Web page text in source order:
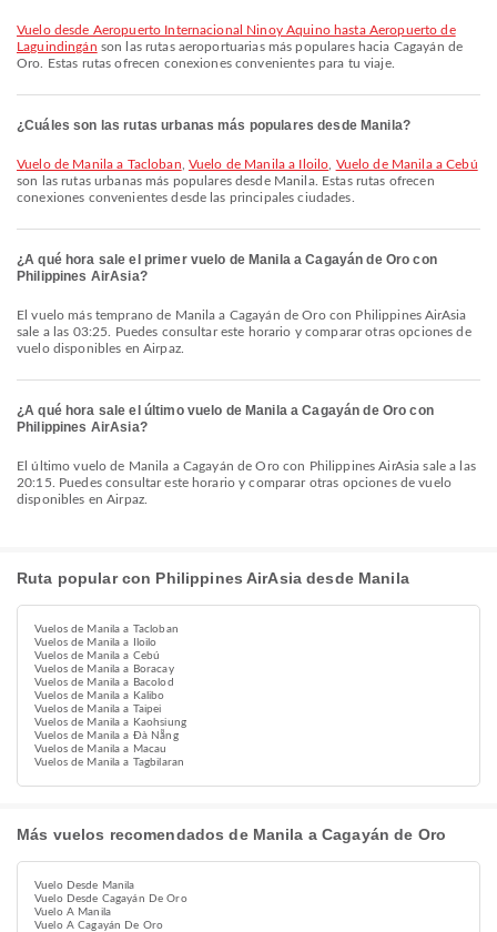
Vuelo desde Aeropuerto Internacional Ninoy Aquino hasta Aeropuerto de
Laguindingán son las rutas aeroportuarias más populares hacia Cagayán de
Oro. Estas rutas ofrecen conexiones convenientes para tu viaje.
¿Cuáles son las rutas urbanas más populares desde Manila?
Vuelo de Manila a Tacloban Vuelo de Manila a Iloilo Vuelo de Manila a Cebú
son las rutas urbanas más populares desde Manila. Estas rutas ofrecen
conexiones convenientes desde las principales ciudades.
¿A qué hora sale el primer vuelo de Manila a Cagayán de Oro con
Philippines AirAsia?
El vuelo más temprano de Manila a Cagayán de Oro con Philippines AirAsia
sale a las 03:25. Puedes consultar este horario y comparar otras opciones de
vuelo disponibles en Airpaz.
¿A qué hora sale el último vuelo de Manila a Cagayán de Oro con
Philippines AirAsia?
El último vuelo de Manila a Cagayán de Oro con Philippines AirAsia sale a las
20:15. Puedes consultar este horario y comparar otras opciones de vuelo
disponibles en Airpaz.
Ruta popular con Philippines AirAsia desde Manila
Vuelos de Manila a Tacloban
Vuelos de Manila a Iloilo
Vuelos de Manila a Cebú
Vuelos de Manila a Boracay
Vuelos de Manila a Bacolod
Vuelos de Manila a Kalibo
Vuelos de Manila a Taipei
Vuelos de Manila a Kaohsiung
Vuelos de Manila a Đà Nẵng
Vuelos de Manila a Macau
Vuelos de Manila a Tagbilaran
Más vuelos recomendados de Manila a Cagayán de Oro
Vuelo Desde Manila
Vuelo Desde Cagayán De Oro
Vuelo A Manila
Vuelo A Cagayán De Oro